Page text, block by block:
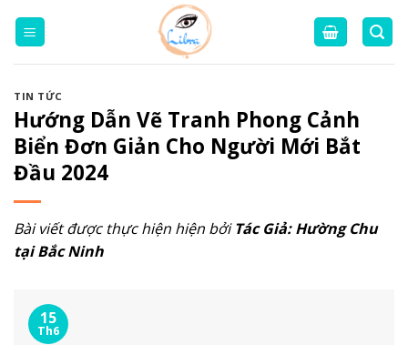
TIN TỨC
Hướng Dẫn Vẽ Tranh Phong Cảnh
Biển Đơn Giản Cho Người Mới Bắt
Đầu 2024
Bài viết được thực hiện hiện bởiTác Giả:Hường Chu
tại Bắc Ninh
15
Th6